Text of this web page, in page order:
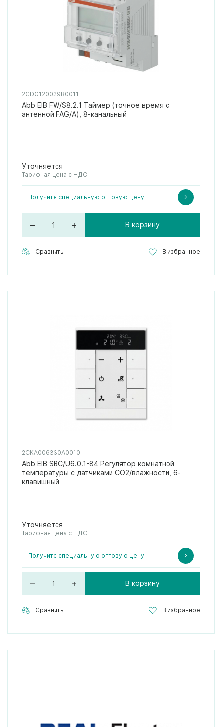
2CDG120039R0011
Abb EIB FW/S8.2.1 Таймер (точное время с
антенной FAG/A), 8-канальный
Уточняется
Тарифная цена с НДС
Получите специальную оптовую цену
– + В корзину
Сравнить В избранное
2CKA006330A0010
Abb EIB SBC/U6.0.1-84 Регулятор комнатной
температуры с датчиками CO2/влажности, 6-
клавишный
Уточняется
Тарифная цена с НДС
Получите специальную оптовую цену
– + В корзину
Сравнить В избранное